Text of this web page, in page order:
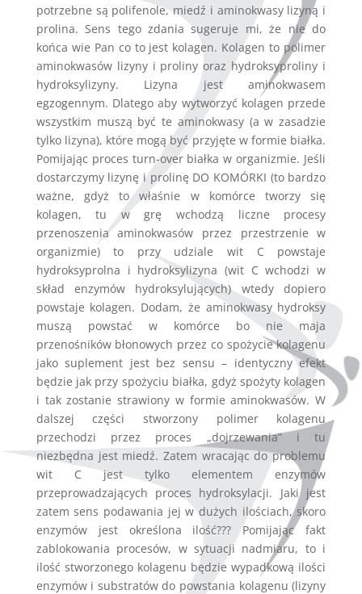
potrzebne są polifenole, miedź i aminokwasy lizyną i
prolina. Sens tego zdania sugeruje mi, że nie do
końca wie Pan co to jest kolagen. Kolagen to polimer
aminokwasów lizyny i proliny oraz hydroksyproliny i
hydroksylizyny. Lizyna jest aminokwasem
egzogennym. Dlatego aby wytworzyć kolagen przede
wszystkim muszą być te aminokwasy (a w zasadzie
tylko lizyna), które mogą być przyjęte w formie białka.
Pomijając proces turn-over białka w organizmie. Jeśli
dostarczymy lizynę i prolinę DO KOMÓRKI (to bardzo
ważne, gdyż to właśnie w komórce tworzy się
kolagen, tu w grę wchodzą liczne procesy
przenoszenia aminokwasów przez przestrzenie w
organizmie) to przy udziale wit C powstaje
hydroksyprolna i hydroksylizyna (wit C wchodzi w
skład enzymów hydroksylujących) wtedy dopiero
powstaje kolagen. Dodam, że aminokwasy hydroksy
muszą powstać w komórce bo nie maja
przenośników błonowych przez co spożycie kolagenu
jako suplement jest bez sensu – identyczny efekt
będzie jak przy spożyciu białka, gdyż spożyty kolagen
i tak zostanie strawiony w formie aminokwasów. W
dalszej części stworzony polimer kolagenu
przechodzi przez proces „dojrzewania” i tu
niezbędna jest miedź. Zatem wracając do problemu
wit C jest tylko elementem enzymów
przeprowadzających proces hydroksylacji. Jaki jest
zatem sens podawania jej w dużych ilościach, skoro
enzymów jest określona ilość??? Pomijając fakt
zablokowania procesów, w sytuacji nadmiaru, to i
ilość stworzonego kolagenu będzie wypadkową ilości
enzymów i substratów do powstania kolagenu (lizyny